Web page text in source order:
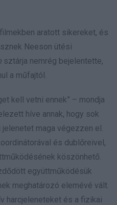
aratott sikereket, és
Neeson ütési
sztárja nemrég bejelentette,
a műfajtól.
kell vetni ennek” – mondja
híve annak, hogy sok
maga végezzen el.
és dublőreivel,
köszönhető.
együttműködésük
meghatározó elemévé vált.
harcjeleneteket és a fizikai